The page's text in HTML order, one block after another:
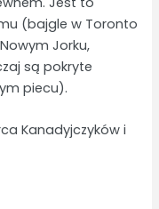
(bajgle w Toronto
Jorku,
są pokryte
piecu).
Kanadyjczyków i